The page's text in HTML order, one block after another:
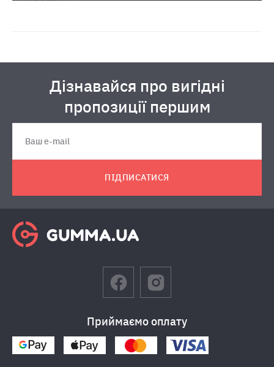
Дізнавайся про вигідні
пропозиції першим
ПІДПИСАТИСЯ
Приймаємо оплату